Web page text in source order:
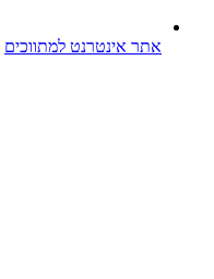
אתר אינטרנט למתווכים